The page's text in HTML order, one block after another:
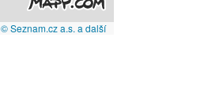
© Seznam.cz a.s. a další